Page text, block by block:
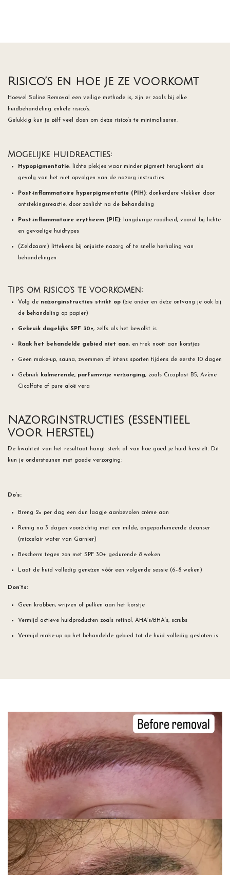
Risico’s en hoe je ze voorkomt
Hoewel Saline Removal een veilige methode is, zijn er zoals bij elke
huidbehandeling enkele risico’s.
Gelukkig kun je zélf veel doen om deze risico’s te minimaliseren.
Mogelijke huidreacties:
Hypopigmentatie: lichte plekjes waar minder pigment terugkomt als
gevolg van het niet opvolgen van de nazorg instructies
Post-inflammatoire hyperpigmentatie (PIH): donkerdere vlekken door
ontstekingsreactie, door zonlicht na de behandeling
Post-inflammatoire erytheem (PIE): langdurige roodheid, vooral bij lichte
en gevoelige huidtypes
(Zeldzaam) littekens bij onjuiste nazorg of te snelle herhaling van
behandelingen
Tips om risico’s te voorkomen:
Volg de nazorginstructies strikt op (zie onder en deze ontvang je ook bij
de behandeling op papier)
Gebruik dagelijks SPF 30+, zelfs als het bewolkt is
Raak het behandelde gebied niet aan, en trek nooit aan korstjes
Geen make-up, sauna, zwemmen of intens sporten tijdens de eerste 10 dagen
Gebruik kalmerende, parfumvrije verzorging, zoals Cicaplast B5, Avène
Cicalfate of pure aloë vera
Nazorginstructies (essentieel
voor herstel)
De kwaliteit van het resultaat hangt sterk af van hoe goed je huid herstelt. Dit
kun je ondersteunen met goede verzorging:
Do’s:
Breng 2× per dag een dun laagje aanbevolen crème aan
Reinig na 3 dagen voorzichtig met een milde, ongeparfumeerde cleanser
(miccelair water van Garnier)
Bescherm tegen zon met SPF 30+ gedurende 8 weken
Laat de huid volledig genezen vóór een volgende sessie (6–8 weken)
Don’ts:
Geen krabben, wrijven of pulken aan het korstje
Vermijd actieve huidproducten zoals retinol, AHA’s/BHA’s, scrubs
Vermijd make-up op het behandelde gebied tot de huid volledig gesloten is